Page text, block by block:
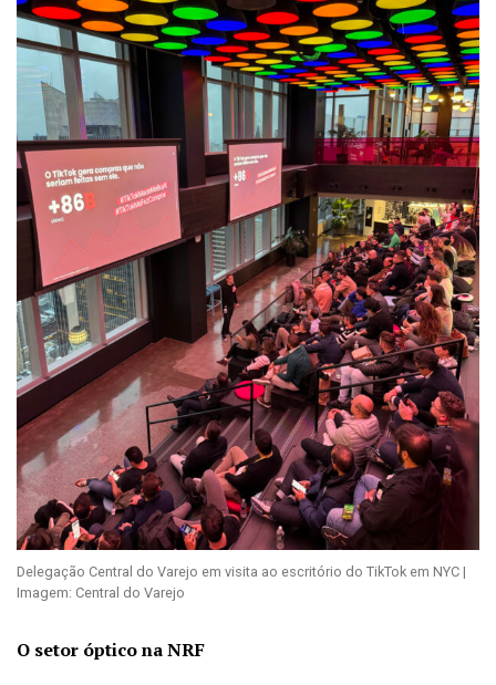
Delegação Central do Varejo em visita ao escritório do TikTok em NYC |
Imagem: Central do Varejo
O setor óptico na NRF